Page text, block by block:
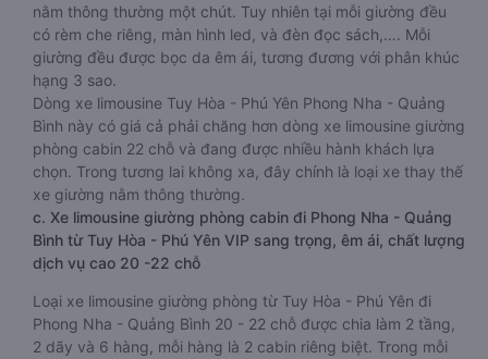
nằm thông thường một chút. Tuy nhiên tại mỗi giường đều
có rèm che riêng, màn hình led, và đèn đọc sách,…. Mỗi
giường đều được bọc da êm ái, tương đương với phân khúc
hạng 3 sao.
Dòng xe limousine Tuy Hòa - Phú Yên Phong Nha - Quảng
Bình này có giá cả phải chăng hơn dòng xe limousine giường
phòng cabin 22 chỗ và đang được nhiều hành khách lựa
chọn. Trong tương lai không xa, đây chính là loại xe thay thế
xe giường nằm thông thường.
c. Xe limousine giường phòng cabin đi Phong Nha - Quảng
Bình từ Tuy Hòa - Phú Yên VIP sang trọng, êm ái, chất lượng
dịch vụ cao 20 -22 chỗ
Loại xe limousine giường phòng từ Tuy Hòa - Phú Yên đi
Phong Nha - Quảng Bình 20 - 22 chỗ được chia làm 2 tầng,
2 dãy và 6 hàng, mỗi hàng là 2 cabin riêng biệt. Trong mỗi